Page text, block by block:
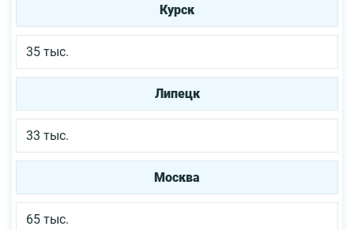
Курск
35 тыс.
Липецк
33 тыс.
Москва
65 тыс.